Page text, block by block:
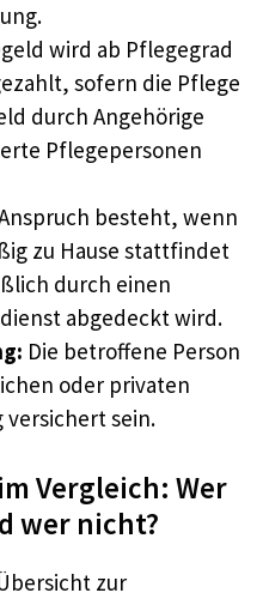
wird ab Pflegegrad
sofern die Pflege
durch Angehörige
Pflegepersonen
besteht, wenn
zu Hause stattfindet
durch einen
abgedeckt wird.
Die betroffene Person
oder privaten
versichert sein.
Vergleich: Wer
wer nicht?
zur